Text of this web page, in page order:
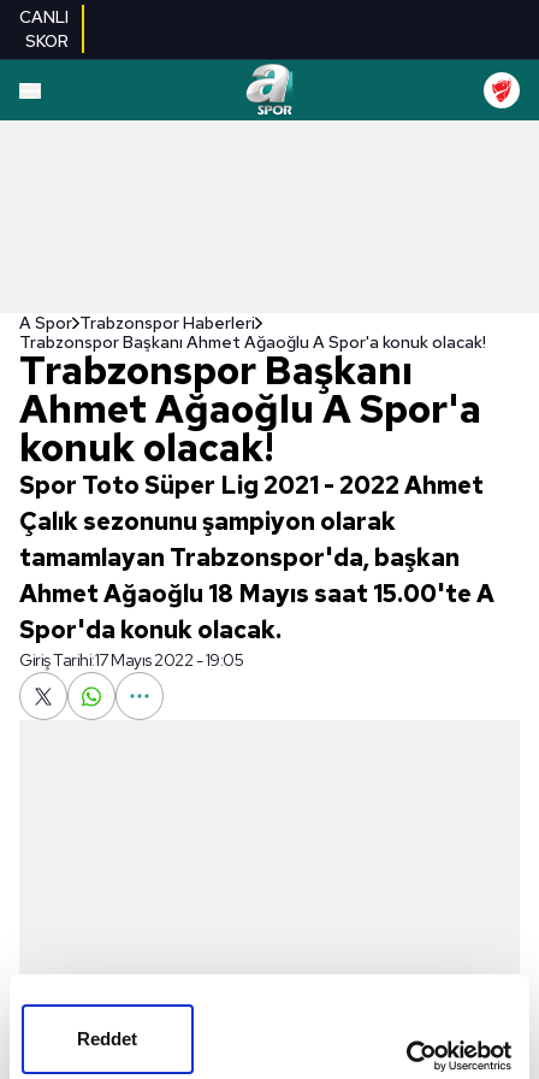
Reddet
CANLI
SKOR
A Spor Trabzonspor Haberleri
Trabzonspor Başkanı Ahmet Ağaoğlu A Spor'a konuk olacak!
Trabzonspor Başkanı
Ahmet Ağaoğlu A Spor'a
konuk olacak!
Spor Toto Süper Lig 2021 - 2022 Ahmet
Çalık sezonunu şampiyon olarak
tamamlayan Trabzonspor'da, başkan
Ahmet Ağaoğlu 18 Mayıs saat 15.00'te A
Spor'da konuk olacak.
Giriş Tarihi:17 Mayıs 2022 - 19:05